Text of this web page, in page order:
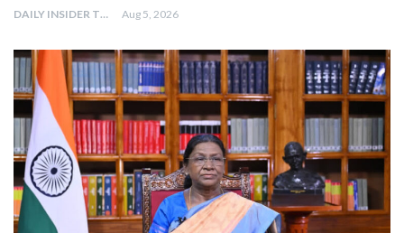
DAILY INSIDER TEAM Aug 5, 2026